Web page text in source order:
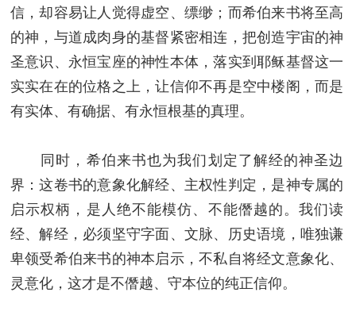
信，却容易让人觉得虚空、缥缈；而希伯来书将至高
的神，与道成肉身的基督紧密相连，把创造宇宙的神
圣意识、永恒宝座的神性本体，落实到耶稣基督这一
实实在在的位格之上，让信仰不再是空中楼阁，而是
有实体、有确据、有永恒根基的真理。
同时，希伯来书也为我们划定了解经的神圣边
界：这卷书的意象化解经、主权性判定，是神专属的
启示权柄，是人绝不能模仿、不能僭越的。我们读
经、解经，必须坚守字面、文脉、历史语境，唯独谦
卑领受希伯来书的神本启示，不私自将经文意象化、
灵意化，这才是不僭越、守本位的纯正信仰。